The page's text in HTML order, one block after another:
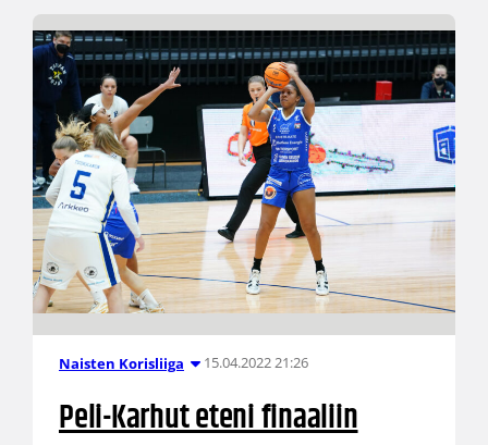
Naisten Korisliiga 15.04.2022 21:26
Peli-Karhut eteni finaaliin